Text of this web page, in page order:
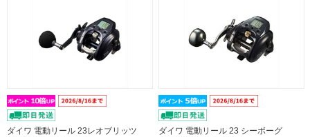
ダイワ 電動リール 23レオブリッツ
ダイワ 電動リール 23 シーボーグ